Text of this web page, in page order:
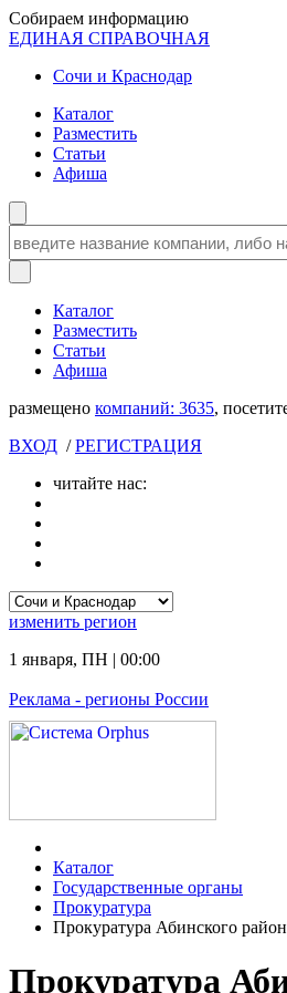
Собираем информацию
ЕДИНАЯ СПРАВОЧНАЯ
Сочи и Краснодар
Каталог
Разместить
Статьи
Афиша
Каталог
Разместить
Статьи
Афиша
размещено компаний: 3635,
ВХОД /РЕГИСТРАЦИЯ
читайте нас:
изменить регион
1 января, ПН | 00:00
Реклама - регионы России
Каталог
Государственные органы
Прокуратура
Прокуратура Абинского
Прокуратура